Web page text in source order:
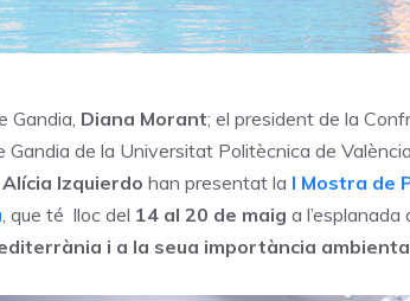
Gandia, Diana Morant; el president de la
Gandia de la Universitat Politècnica de
Alícia Izquierdo han presentat la I Mostra de
, que té lloc del 14 al 20 de maig a l’esplanada
i a la seua importància